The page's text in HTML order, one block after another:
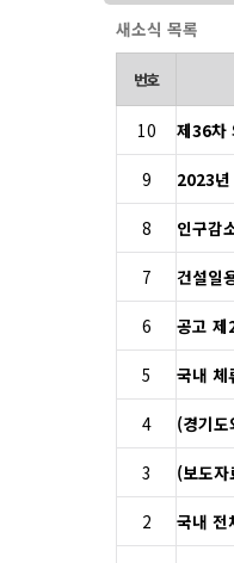
새소식 목록
번호
10 제36차
9 2023년
8 인구감
7 건설일
6 공고
5 국내 체
4 (경기
3 (보도
2 국내 전